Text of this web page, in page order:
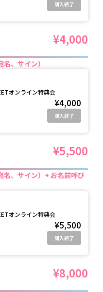
購入終了
¥4,000
、サイン）
オンライン特典会
¥4,000
購入終了
¥5,500
名、サイン）+ お名前呼び
オンライン特典会
¥5,500
購入終了
¥8,000